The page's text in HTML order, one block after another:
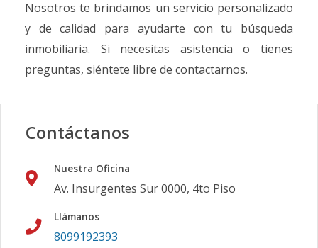
Nosotros te brindamos un servicio personalizado
y de calidad para ayudarte con tu búsqueda
inmobiliaria. Si necesitas asistencia o tienes
preguntas, siéntete libre de contactarnos.
Contáctanos
Nuestra Oficina
Av. Insurgentes Sur 0000, 4to Piso
Llámanos
8099192393